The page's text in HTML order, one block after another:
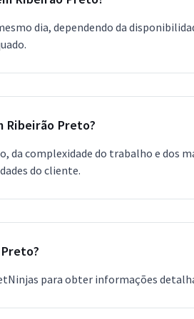
dia, dependendo da
Ribeirão Preto?
da complexidade do trabalho e dos
do cliente.
para obter informações